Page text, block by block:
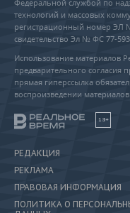
Федеральной службой по
технологий и массовых
регистрационный номер ЭЛ
свидетельство Эл № ФС 77-
Использование материалов
предварительного согласия
прямая гиперссылка
воспроизведении материалов.
18+
РЕДАКЦИЯ
РЕКЛАМА
ПРАВОВАЯ ИНФОРМАЦИЯ
ПОЛИТИКА О